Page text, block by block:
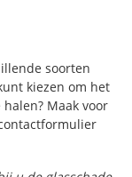
soorten
kiezen om het
Maak voor